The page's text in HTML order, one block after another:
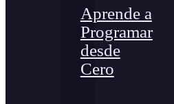
Aprende a
Programar
desde
Cero